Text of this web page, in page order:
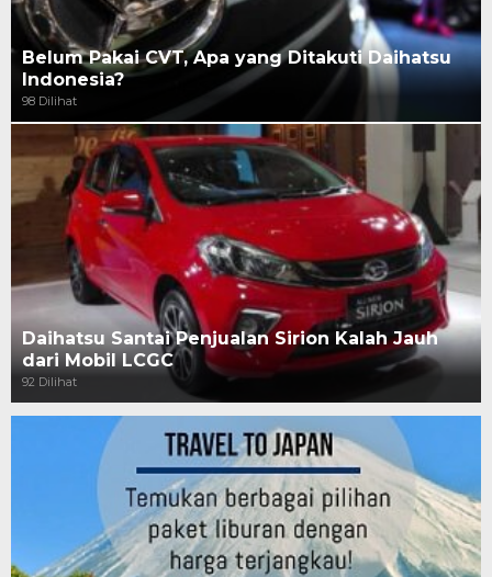
Belum Pakai CVT, Apa yang Ditakuti Daihatsu
Indonesia?
98 Dilihat
Daihatsu Santai Penjualan Sirion Kalah Jauh
dari Mobil LCGC
92 Dilihat